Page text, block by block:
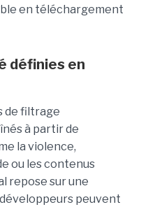
en téléchargement
définies en
de filtrage
à partir de
la violence,
ou les contenus
repose sur une
peuvent